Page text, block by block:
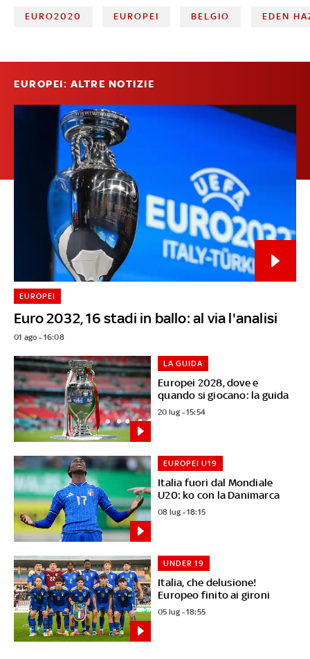
EURO2020 EUROPEI BELGIO EDEN
EUROPEI: ALTRE NOTIZIE
Euro 2032, 16 stadi in ballo: al via l'analisi
EUROPEI
01 ago - 16:08
Europei 2028, dove e
quando si giocano: la guida
LA GUIDA
20 lug - 15:54
Italia fuori dal Mondiale
U20: ko con la Danimarca
EUROPEI U19
08 lug - 18:15
Italia, che delusione!
Europeo finito ai gironi
UNDER 19
05 lug - 18:55